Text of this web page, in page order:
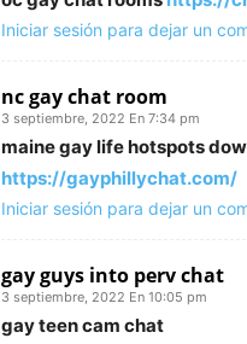
Iniciar sesión para dejar un
nc gay chat room
3 septiembre, 2022 En 7:34 pm
maine gay life hotspots
https://gayphillychat.com/
Iniciar sesión para dejar un
gay guys into perv chat
3 septiembre, 2022 En 10:05 pm
gay teen cam chat